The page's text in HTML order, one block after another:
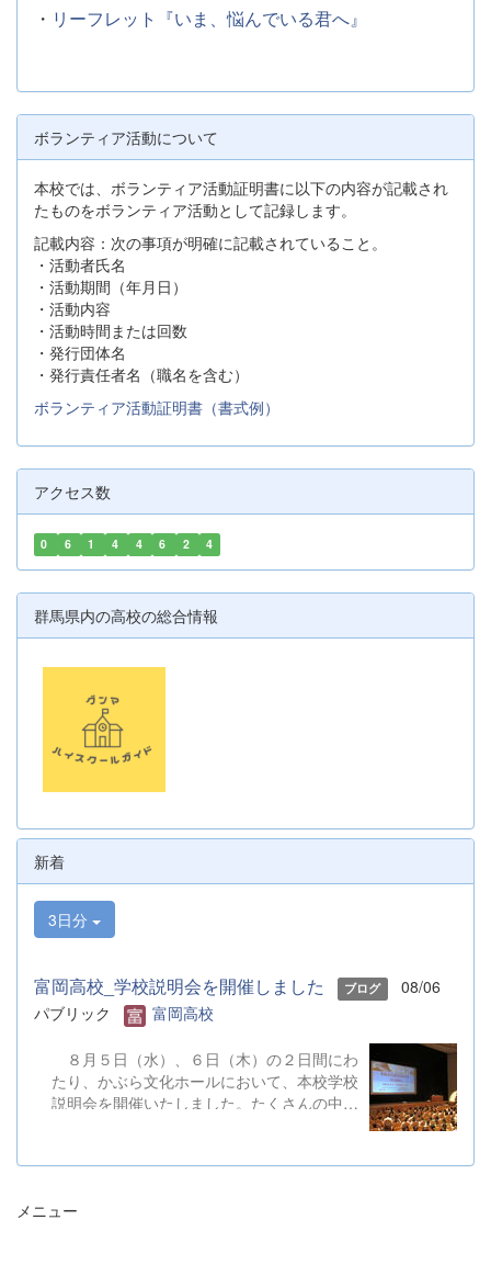
・ リーフレット『いま、悩んでいる君へ』
ボランティア活動について
本校では、ボランティア活動証明書に以下の内容が記載され
たものをボランティア活動として記録します。
記載内容：次の事項が明確に記載されていること。
・活動者氏名
・活動期間（年月日）
・活動内容
・活動時間または回数
・発行団体名
・発行責任者名（職名を含む）
ボランティア活動証明書（書式例）
アクセス数
0 6 1 4 4 6 2 4
群馬県内の高校の総合情報
新着
3日分
富岡高校_学校説明会を開催しました ブログ
08/06
パブリック
富岡高校
８月５日（水）、６日（木）の２日間にわ
たり、かぶら文化ホールにおいて、本校学校
説明会を開催いたしました。たくさんの中学
した。 また、各日およそ80名のボランテ
明、探究発表などの運営に携わりました。生
メニュー